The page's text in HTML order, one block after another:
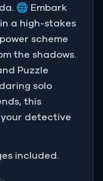
🌐 Embark
a high-stakes
scheme
the shadows.
Puzzle
solo
this
detective
included.